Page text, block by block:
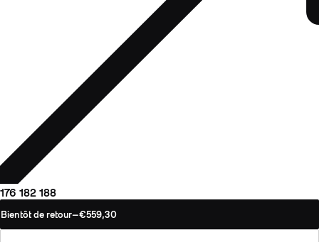
176 182 188
Bientôt de retour—€559,30